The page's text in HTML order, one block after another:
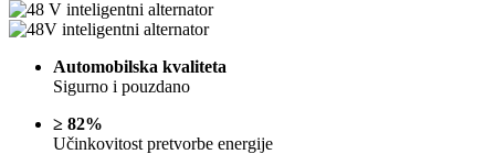
Automobilska kvaliteta
Sigurno i pouzdano
≥ 82%
Učinkovitost pretvorbe energije